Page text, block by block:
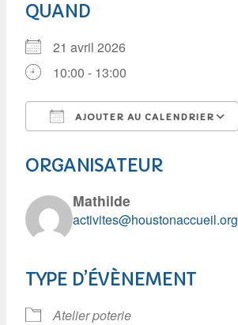
QUAND
21 avril 2026
10:00 - 13:00
AJOUTER AU CALENDRIER
ORGANISATEUR
Mathilde
activites@houstonaccueil.org
TYPE D’ÉVÈNEMENT
Atelier poterie